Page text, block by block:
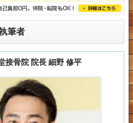
筆者
接骨院 院長 細野 修平